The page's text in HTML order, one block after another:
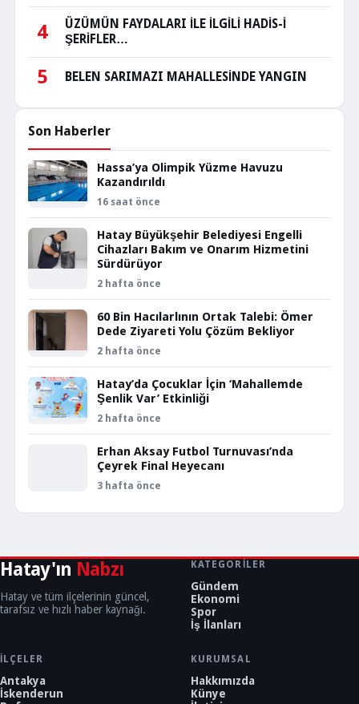
4
ÜZÜMÜN FAYDALARI İLE İLGİLİ HADİS-İ
ŞERİFLER…
5 BELEN SARIMAZI MAHALLESİNDE YANGIN
Son Haberler
Hassa’ya Olimpik Yüzme Havuzu
Kazandırıldı
16 saat önce
Hatay Büyükşehir Belediyesi Engelli
Cihazları Bakım ve Onarım Hizmetini
Sürdürüyor
2 hafta önce
60 Bin Hacılarlının Ortak Talebi: Ömer
Dede Ziyareti Yolu Çözüm Bekliyor
2 hafta önce
Hatay’da Çocuklar İçin ‘Mahallemde
Şenlik Var’ Etkinliği
2 hafta önce
Erhan Aksay Futbol Turnuvası’nda
Çeyrek Final Heyecanı
3 hafta önce
Hatay'ın Nabzı
Hatay ve tüm ilçelerinin güncel,
tarafsız ve hızlı haber kaynağı.
KATEGORILER
Gündem
Ekonomi
Spor
İş İlanları
İLÇELER
Antakya
İskenderun
KURUMSAL
Hakkımızda
Künye